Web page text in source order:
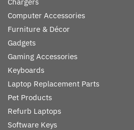
Computer Accessories
Furniture & Décor
Gadgets
Gaming Accessories
Keyboards
Laptop Replacement Parts
Pet Products
Refurb Laptops
Software Keys